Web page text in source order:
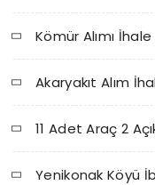
Kömür Alımı İhale
Akaryakıt Alım
11 Adet Araç 2
Yenikonak Köyü